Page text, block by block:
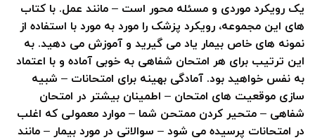
یک رویکرد موردی و مسئله محور است – مانند عمل. با کتاب
های این مجموعه، رویکرد پزشک را مورد به مورد با استفاده از
نمونه های خاص بیمار یاد می گیرید و آموزش می دهید. به
این ترتیب برای هر امتحان شفاهی به خوبی آماده و با اعتماد
به نفس خواهید بود. آمادگی بهینه برای امتحانات – شبیه
سازی موقعیت های امتحان – اطمینان بیشتر در امتحان
شفاهی – متحیر کردن ممتحن شما – موارد معمولی که اغلب
در امتحانات پرسیده می شود – سوالاتی در مورد بیمار – مانند